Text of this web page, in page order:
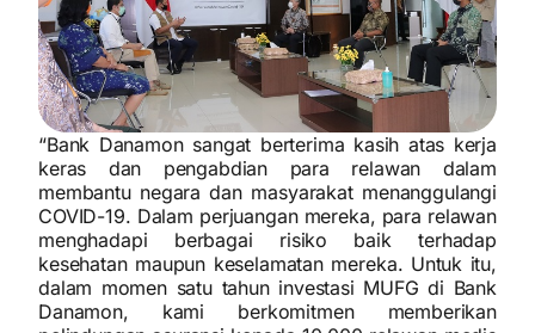
“Bank Danamon sangat berterima kasih atas kerja
keras dan pengabdian para relawan dalam
membantu negara dan masyarakat menanggulangi
COVID-19. Dalam perjuangan mereka, para relawan
menghadapi berbagai risiko baik terhadap
kesehatan maupun keselamatan mereka. Untuk itu,
dalam momen satu tahun investasi MUFG di Bank
Danamon, kami berkomitmen memberikan